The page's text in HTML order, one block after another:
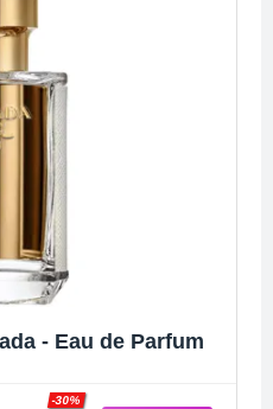
- Eau de Parfum
-30%